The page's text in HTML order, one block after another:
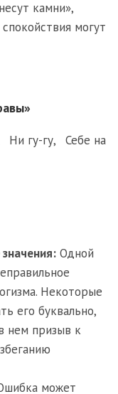
камни»,
могут
Ни гу-гу, Себе на
Одной
Некоторые
его буквально,
нем призыв к
может